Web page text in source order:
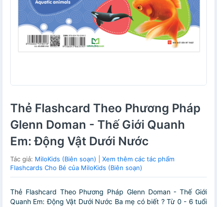
Thẻ Flashcard Theo Phương Pháp
Glenn Doman - Thế Giới Quanh
Em: Động Vật Dưới Nước
Tác giả: MiloKids (Biên soạn)
Xem thêm các tác phẩm
Flashcards Cho Bé của MiloKids (Biên soạn)
Thẻ Flashcard Theo Phương Pháp Glenn Doman - Thế Giới
Quanh Em: Động Vật Dưới Nước Ba mẹ có biết ? Từ 0 - 6 tuổi